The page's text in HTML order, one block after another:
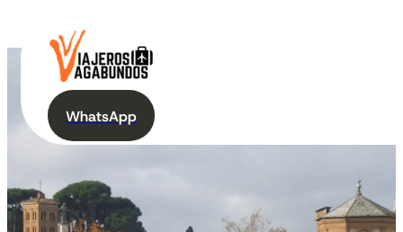
WhatsApp